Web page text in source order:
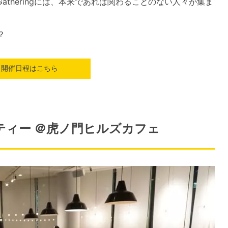
開催日程はこちら
ー ＠虎ノ門ヒルズカフェ